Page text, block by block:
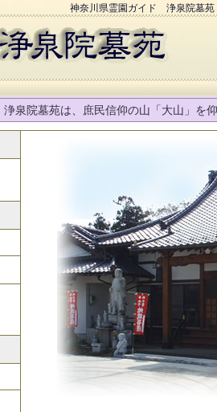
神奈川県霊園ガイド 浄泉院墓
浄泉院墓苑は、庶民信仰の山「大山」を